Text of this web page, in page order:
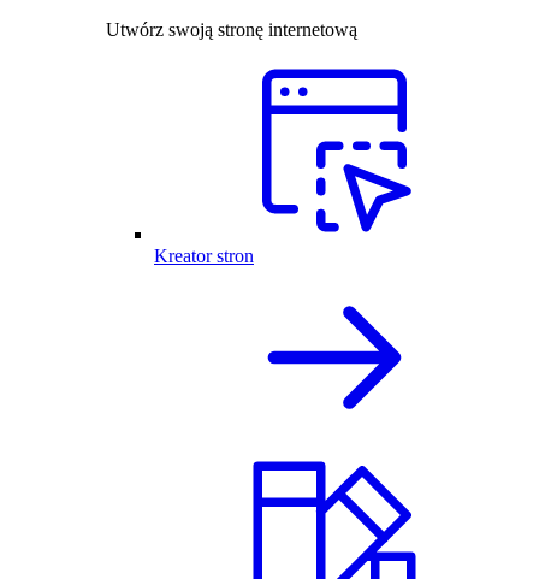
Utwórz swoją stronę internetową
Kreator stron